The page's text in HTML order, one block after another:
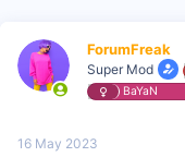
b
a
ş
a
g
ç
t
ForumFreak
Super Mod
BaYaN
16 May 2023